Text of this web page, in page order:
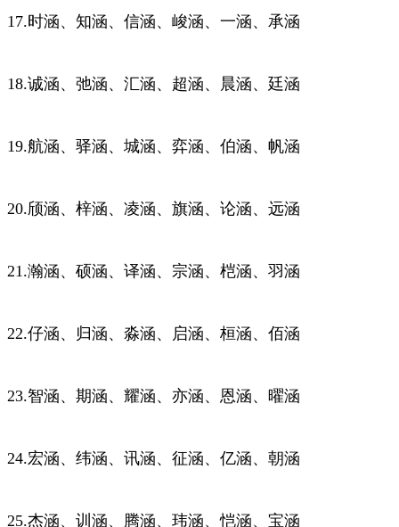
17.时涵、知涵、信涵、峻涵、一涵、承涵
18.诚涵、弛涵、汇涵、超涵、晨涵、廷涵
19.航涵、驿涵、城涵、弈涵、伯涵、帆涵
20.颀涵、梓涵、凌涵、旗涵、论涵、远涵
21.瀚涵、硕涵、译涵、宗涵、桤涵、羽涵
22.仔涵、归涵、淼涵、启涵、桓涵、佰涵
23.智涵、期涵、耀涵、亦涵、恩涵、曜涵
24.宏涵、纬涵、讯涵、征涵、亿涵、朝涵
25.杰涵、训涵、腾涵、玮涵、恺涵、宝涵